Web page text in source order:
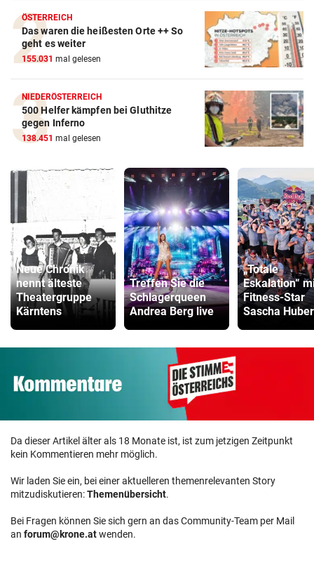
ÖSTERREICH
Das waren die heißesten Orte ++ So
geht es weiter
155.031 mal gelesen
NIEDERÖSTERREICH
500 Helfer kämpfen bei Gluthitze
gegen Inferno
138.451 mal gelesen
Neue Chronik
nennt älteste
Theatergruppe
Kärntens
Treffen Sie die
Schlagerqueen
Andrea Berg live
„Totale
Eskalation“
Fitness-Star
Sascha Huber
Da dieser Artikel älter als 18 Monate ist, ist zum jetzigen Zeitpunkt
kein Kommentieren mehr möglich.
Wir laden Sie ein, bei einer aktuelleren themenrelevanten Story
mitzudiskutieren:Themenübersicht.
Bei Fragen können Sie sich gern an das Community-Team per Mail
an forum@krone.atwenden.